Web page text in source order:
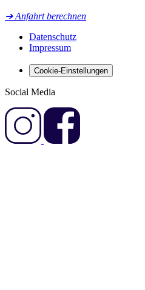
➔ Anfahrt berechnen
Datenschutz
Impressum
Cookie-Einstellungen
Social Media